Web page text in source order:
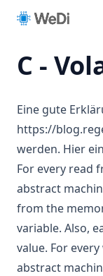
C -
Eine gute
https://
werden. Hier
For every read
abstract
from the
variable. Also,
value. For
abstract